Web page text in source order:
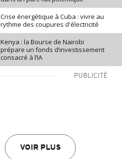
Crise énergétique à Cuba : vivre au
rythme des coupures d'électricité
Kenya : la Bourse de Nairobi
prépare un fonds d’investissement
consacré à l’IA
PUBLICITÉ
VOIR PLUS